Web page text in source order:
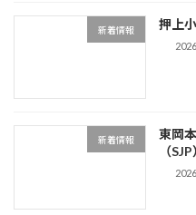
新着情報 押上
新着情報
東岡
（SJP